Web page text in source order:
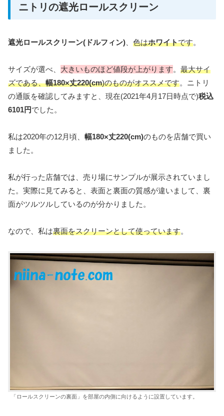
ニトリの遮光ロールスクリーン
遮光ロールスクリーン(ドルフィン) 色はホワイトです。
サイズが選べ、 大きいものほど値段が上がります。 最大サイ
ズである、幅180×丈220(cm)のものがオススメです。ニトリ
の通販を確認してみますと、現在(2021年4月17日時点で)税込
6101円でした。
私は2020年の12月頃、 幅180×丈220(cm)のものを店舗で買い
ました。
私が行った店舗では、売り場にサンプルが展示されていまし
た。実際に見てみると、表面と裏面の質感が違いまして、裏
面がツルツルしているのが分かりました。
なので、私は裏面をスクリーンとして使っています。
「ロールスクリーンの裏面」を部屋の内側に向けるように設置しています。